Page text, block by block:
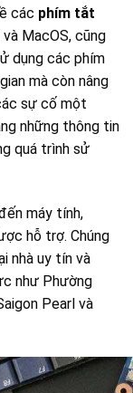
các phím tắt
MacOS, cũng
dụng các phím
mà còn nâng
sự cố một
những thông tin
quá trình sử
máy tính,
hỗ trợ. Chúng
nhà uy tín và
như Phường
Pearl và